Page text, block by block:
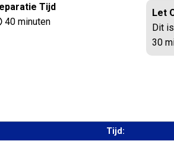
Tijd
40 minuten
Let
Dit
30
Tijd: